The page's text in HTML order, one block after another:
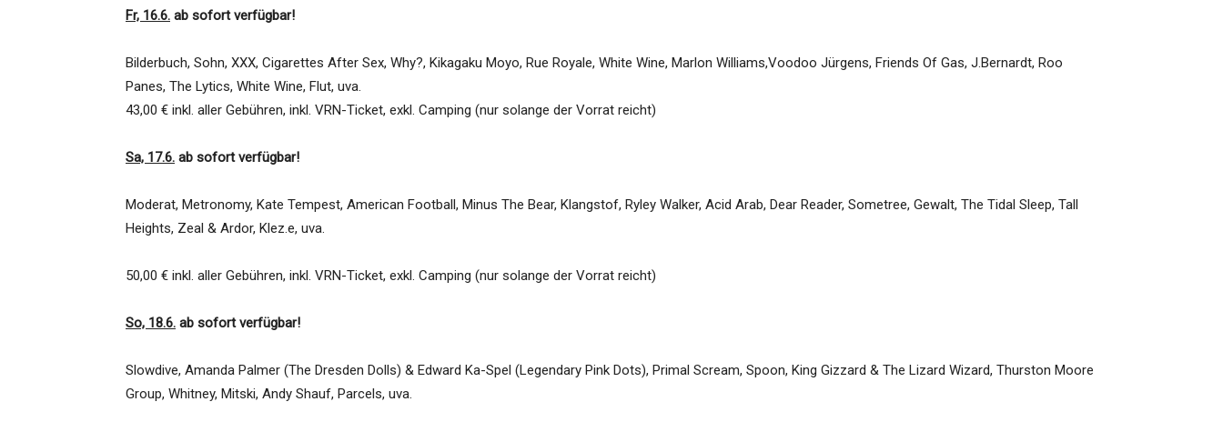
Fr, 16.6. ab sofort verfügbar!
Bilderbuch, Sohn, XXX, Cigarettes After Sex, Why?, Kikagaku Moyo, Rue Royale, White Wine, Marlon Williams,Voodoo Jürgens, Friends Of Gas, J.Bernardt, Roo
Panes, The Lytics, White Wine, Flut, uva.
43,00 € inkl. aller Gebühren, inkl. VRN-Ticket, exkl. Camping (nur solange der Vorrat reicht)
Sa, 17.6. ab sofort verfügbar!
Moderat, Metronomy, Kate Tempest, American Football, Minus The Bear, Klangstof, Ryley Walker, Acid Arab, Dear Reader, Sometree, Gewalt, The Tidal Sleep, Tall
Heights, Zeal & Ardor, Klez.e, uva.
50,00 € inkl. aller Gebühren, inkl. VRN-Ticket, exkl. Camping (nur solange der Vorrat reicht)
So, 18.6. ab sofort verfügbar!
Slowdive, Amanda Palmer (The Dresden Dolls) & Edward Ka-Spel (Legendary Pink Dots), Primal Scream, Spoon, King Gizzard & The Lizard Wizard, Thurston Moore
Group, Whitney, Mitski, Andy Shauf, Parcels, uva.